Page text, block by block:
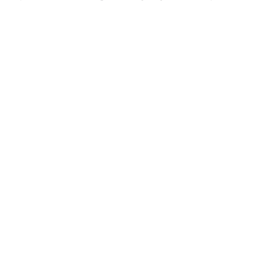
tak akurát, aby malým maškrtníkom
robiť.
konzervantov